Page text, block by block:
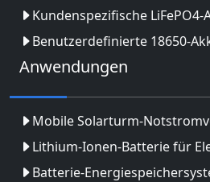
Kundenspezifische LiFePO4-
Benutzerdefinierte 18650-
Anwendungen
Mobile Solarturm-
Lithium-Ionen-Batterie für
Batterie-